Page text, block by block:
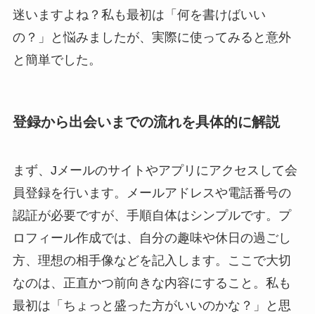
迷いますよね？私も最初は「何を書けばいい
の？」と悩みましたが、実際に使ってみると意外
と簡単でした。
登録から出会いまでの流れを具体的に解説
まず、Jメールのサイトやアプリにアクセスして会
員登録を行います。メールアドレスや電話番号の
認証が必要ですが、手順自体はシンプルです。プ
ロフィール作成では、自分の趣味や休日の過ごし
方、理想の相手像などを記入します。ここで大切
なのは、正直かつ前向きな内容にすること。私も
最初は「ちょっと盛った方がいいのかな？」と思